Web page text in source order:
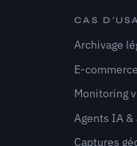
CAS
Archivage
E-
Monitoring
Agents IA
Captures